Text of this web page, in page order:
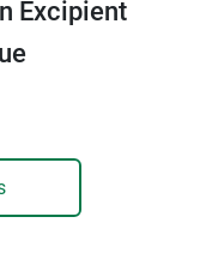
à l'eau et
jusqu'à 10 %
au
Pierre Treffel,
et en
des
Excipient